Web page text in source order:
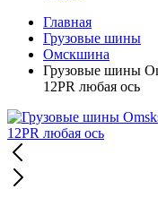
Главная
Грузовые шины
Омскшина
Грузовые шины
12PR любая ось